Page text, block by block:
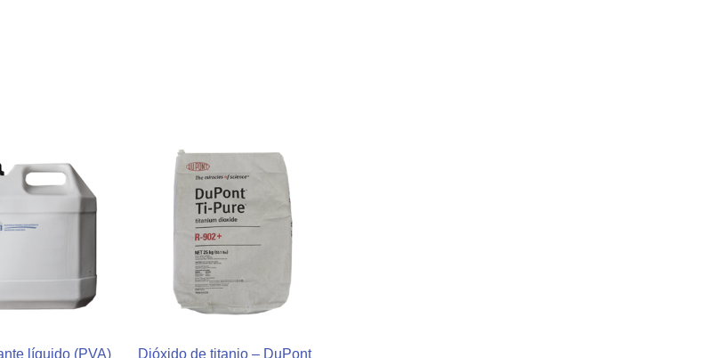
líquido (PVA) Dióxido de titanio – DuPont